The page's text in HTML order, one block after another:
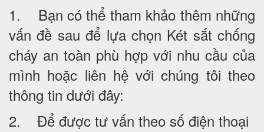
1. Bạn có thể tham khảo thêm những
vấn đề sau để lựa chọn Két sắt chống
cháy an toàn phù hợp với nhu cầu của
mình hoặc liên hệ với chúng tôi theo
thông tin dưới đây:
2. Để được tư vấn theo số điện thoại